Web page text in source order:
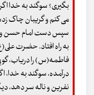
بگیری؟ سوگند به خدا
می کنم و گریبان چاک
سپس دست امام حسن و
به راه افتاد. حضرت
فاطمه(س) را دریاب،
درآمده، سوگند به خدا،
نفرین و ناله سر دهد،